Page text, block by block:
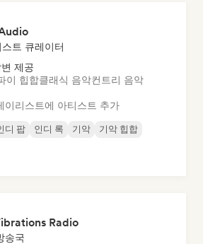
트 큐레이터
제공
이 힙합클래식 음악컨트리 음악
이리스트에 아티스트 추가
디 팝 인디 록 기악
기악 힙합
Radio
송국